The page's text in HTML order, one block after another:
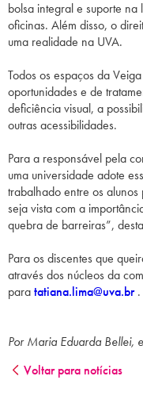
bolsa integral e suporte na
oficinas. Além disso, o
uma realidade na UVA.
Todos os espaços da
oportunidades e de
deficiência visual, a
outras acessibilidades.
Para a responsável pela
uma universidade adote
trabalhado entre os
seja vista com a
quebra de barreiras”,
Para os discentes que
através dos núcleos da
paratatiana.lima@uva.br.
Por Maria Eduarda Bellei,
Voltar para notícias